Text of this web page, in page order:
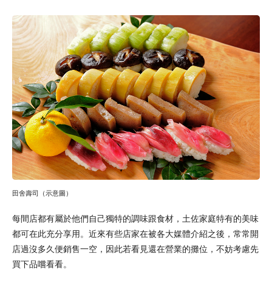
田舍壽司（示意圖）
每間店都有屬於他們自己獨特的調味跟食材，土佐家庭特有的美味
都可在此充分享用。近來有些店家在被各大媒體介紹之後，常常開
店過沒多久便銷售一空，因此若看見還在營業的攤位，不妨考慮先
買下品嚐看看。